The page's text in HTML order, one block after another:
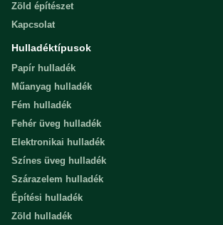
Zöld építészet
Kapcsolat
Hulladéktípusok
Papír hulladék
Műanyag hulladék
Fém hulladék
Fehér üveg hulladék
Elektronikai hulladék
Színes üveg hulladék
Szárazelem hulladék
Építési hulladék
Zöld hulladék